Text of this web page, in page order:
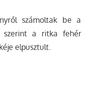
számoltak be a
szerint a ritka fehér
elpusztult.